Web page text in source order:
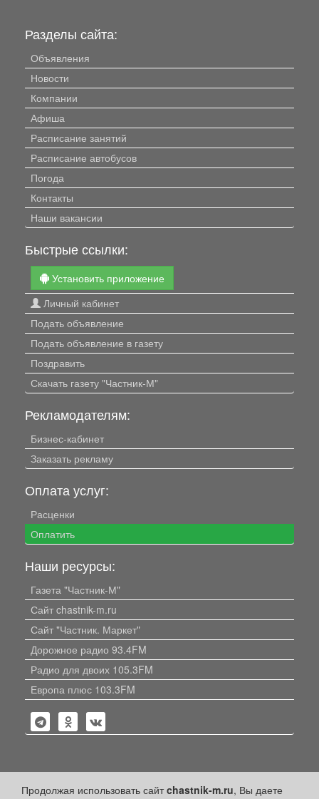
Продолжая использовать сайтchastnik-m.ru, Вы даете
Разделы сайта:
Объявления
Новости
Компании
Афиша
Расписание занятий
Расписание автобусов
Погода
Контакты
Наши вакансии
Быстрые ссылки:
Установить приложение
Личный кабинет
Подать объявление
Подать объявление в газету
Поздравить
Скачать газету "Частник-М"
Рекламодателям:
Бизнес-кабинет
Заказать рекламу
Оплата услуг:
Расценки
Оплатить
Наши ресурсы:
Газета "Частник-М"
Сайт chastnik-m.ru
Сайт "Частник. Маркет"
Дорожное радио 93.4FM
Радио для двоих 105.3FM
Европа плюс 103.3FM
Политика конфиденциальности